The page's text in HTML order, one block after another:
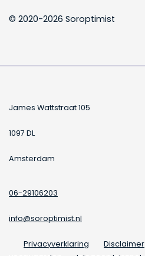
© 2020-2026 Soroptimist
James Wattstraat 105
1097 DL
Amsterdam
06-29106203
info@soroptimist.nl
Privacyverklaring Disclaimer